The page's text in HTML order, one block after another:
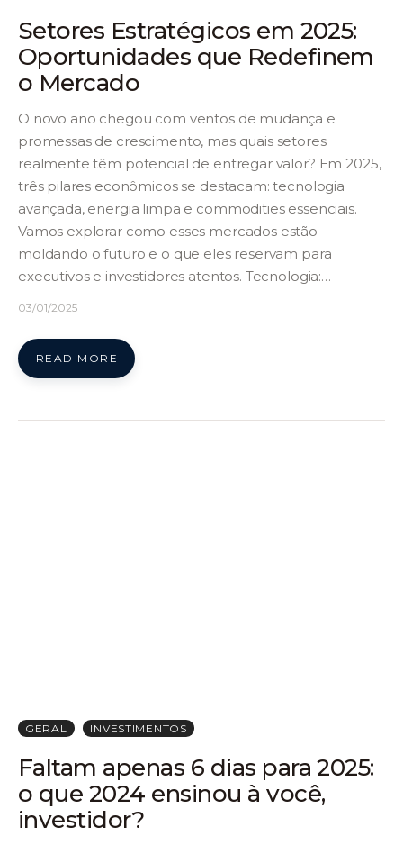
Setores Estratégicos em 2025:
Oportunidades que Redefinem
o Mercado
O novo ano chegou com ventos de mudança e
promessas de crescimento, mas quais setores
realmente têm potencial de entregar valor? Em 2025,
três pilares econômicos se destacam: tecnologia
avançada, energia limpa e commodities essenciais.
Vamos explorar como esses mercados estão
moldando o futuro e o que eles reservam para
executivos e investidores atentos. Tecnologia:…
03/01/2025
READ MORE
GERAL INVESTIMENTOS
Faltam apenas 6 dias para 2025:
o que 2024 ensinou à você,
investidor?